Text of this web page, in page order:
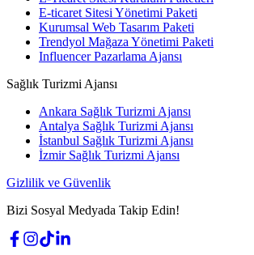
E-ticaret Sitesi Yönetimi Paketi
Kurumsal Web Tasarım Paketi
Trendyol Mağaza Yönetimi Paketi
Influencer Pazarlama Ajansı
Sağlık Turizmi Ajansı
Ankara Sağlık Turizmi Ajansı
Antalya Sağlık Turizmi Ajansı
İstanbul Sağlık Turizmi Ajansı
İzmir Sağlık Turizmi Ajansı
Gizlilik ve Güvenlik
Bizi Sosyal Medyada Takip Edin!